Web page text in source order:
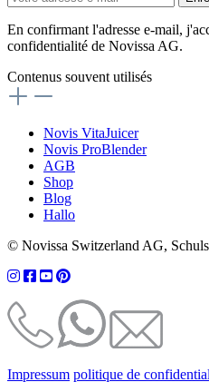
En confirmant l'adresse e-mail,
confidentialité de Novissa AG.
Contenus souvent utilisés
Novis VitaJuicer
Novis ProBlender
AGB
Shop
Blog
Hallo
© Novissa Switzerland AG,
Impressum politique de